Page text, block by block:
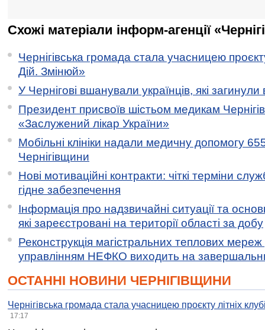
Схожі матеріали інформ-агенції
Чернігівська громада стала учасницею
Дій. Змінюй»
У Чернігові вшанували українців, які загинули
Президент присвоїв шістьом медикам
«Заслужений лікар України»
Мобільні клініки надали медичну допомогу
Чернігівщини
Нові мотиваційні контракти: чіткі терміни
гідне забезпечення
Інформація про надзвичайні ситуації та
які зареєстровані на території області за добу
Реконструкція магістральних теплових мереж
управлінням НЕФКО виходить на
ОСТАННІ НОВИНИ ЧЕРНІГІВЩИНИ
Чернігівська громада стала учасницею проєкту літніх
17:17